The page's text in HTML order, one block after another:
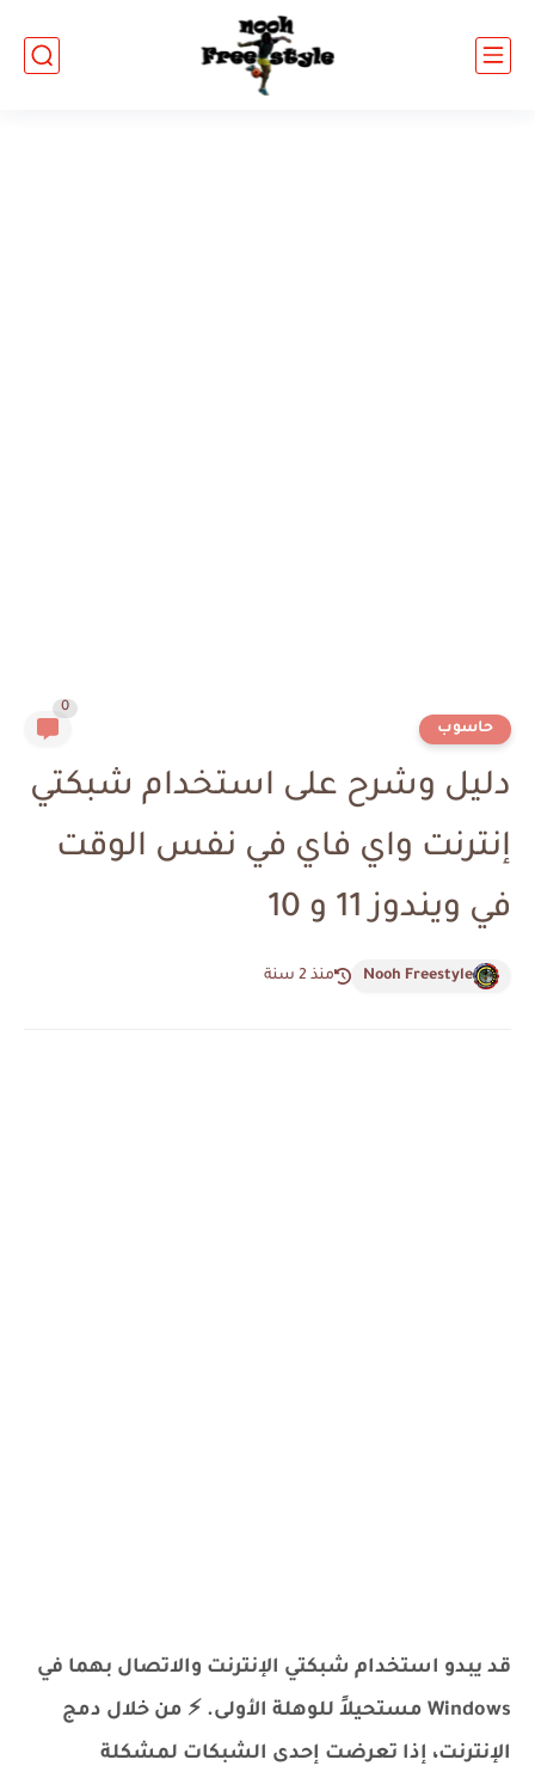
حاسوب
0
دليل وشرح على استخدام شبكتي
إنترنت واي فاي في نفس الوقت
في ويندوز 11 و 10
Nooh Freestyle منذ 2 سنة
قد يبدو استخدام شبكتي الإنترنت والاتصال بهما في
Windows مستحيلاً للوهلة الأولى. ⚡ من خلال دمج
الإنترنت، إذا تعرضت إحدى الشبكات لمشكلة